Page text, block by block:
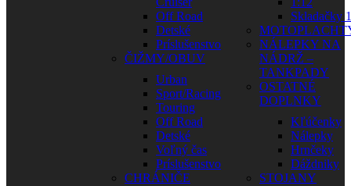
Off Road
Detské
Príslušenstvo
ČIŽMY/OBUV
Urban
Sport/Racing
Touring
Off Road
Detské
Voľný čas
Príslušenstvo
CHRÁNIČE
Skladačky
NÁLEPKY NA
NÁDRŽ –
TANKPADY
OSTATNÉ
DOPLNKY
Kľúčenky
Nálepky
Hrnčeky
Dáždniky
STOJANY